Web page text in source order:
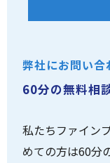
弊社にお問い合
60分の無料相
私たちファイン
めての方は60分